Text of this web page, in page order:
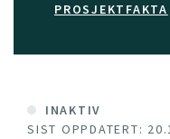
PROSJEKTFAKTA
INAKTIV
SIST OPPDATERT: